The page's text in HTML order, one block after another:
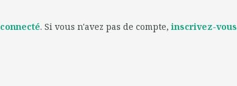
connecté. Si vous n'avez pas de compte,inscrivez-vous